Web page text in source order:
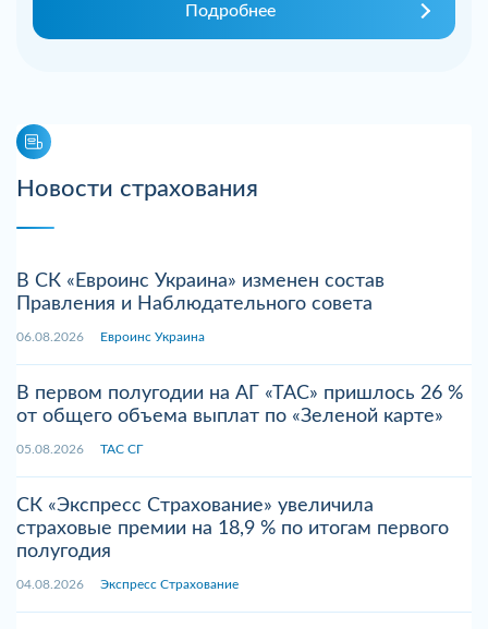
Подробнее
Новости страхования
В СК «Евроинс Украина» изменен состав
Правления и Наблюдательного совета
06.08.2026 Евроинс Украина
В первом полугодии на АГ «ТАС» пришлось 26 %
от общего объема выплат по «Зеленой карте»
05.08.2026 ТАС СГ
СК «Экспресс Страхование» увеличила
страховые премии на 18,9 % по итогам первого
полугодия
04.08.2026 Экспресс Страхование